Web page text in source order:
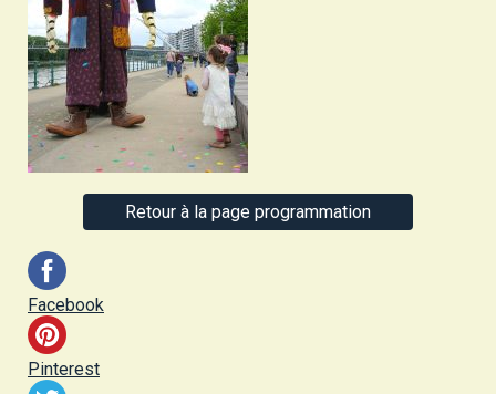
Retour à la page programmation
Facebook
Pinterest